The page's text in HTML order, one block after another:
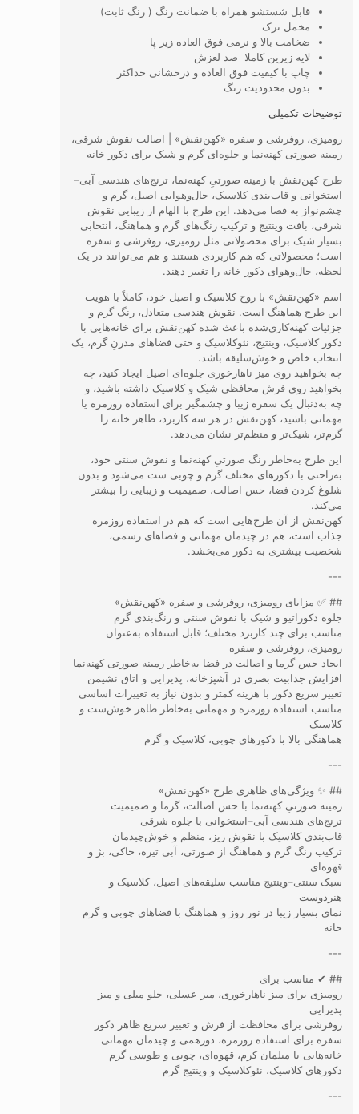
قابل شستشو همراه با ضمانت رنگ ( رنگ ثابت)
مخمل ترک
ضخامت بالا و نرمی فوق العاده زیر پا
لایه زیرین کاملا ضد لعزش
چاپ با کیفیت فوق العاده و درخشانی حداکثر
بدون محدودیت رنگ
توضیحات تکمیلی
رومیزی، روفرشی و سفره «کهن‌نقش» | اصالت نقوش شرقی،
زمینه صورتی کهنه‌نما و جلوه‌ای گرم و شیک برای دکور خانه
طرح کهن‌نقش با زمینه صورتیِ کهنه‌نما، ترنج‌های هندسی آبی–
استخوانی و قاب‌بندی کلاسیک، حال‌وهوایی اصیل، گرم و
چشم‌نواز به فضا می‌دهد. این طرح با الهام از زیبایی نقوش
شرقی، بافت وینتیج و ترکیب رنگ‌های گرم و هماهنگ، انتخابی
بسیار شیک برای محصولاتی مثل رومیزی، روفرشی و سفره
است؛ محصولاتی که هم کاربردی هستند و هم می‌توانند در یک
لحظه، حال‌وهوای دکور خانه را تغییر دهند.
اسم «کهن‌نقش» با روح کلاسیک و اصیل خود، کاملاً با هویت
این طرح هماهنگ است. نقوش هندسی متعادل، رنگ گرم و
جزئیات کهنه‌کاری‌شده باعث شده کهن‌نقش برای خانه‌هایی با
دکور کلاسیک، وینتیج، نئوکلاسیک و حتی فضاهای مدرنِ گرم، یک
انتخاب خاص و خوش‌سلیقه باشد.
چه بخواهید روی میز ناهارخوری جلوه‌ای اصیل ایجاد کنید، چه
بخواهید روی فرش محافظی شیک و کلاسیک داشته باشید، و
چه به‌دنبال یک سفره زیبا و چشمگیر برای استفاده روزمره یا
مهمانی باشید، کهن‌نقش در هر سه کاربرد، ظاهر خانه را
گرم‌تر، شیک‌تر و منظم‌تر نشان می‌دهد.
این طرح به‌خاطر رنگ صورتیِ کهنه‌نما و نقوش سنتی خود،
به‌راحتی با دکورهای مختلف گرم و چوبی ست می‌شود و بدون
شلوغ کردن فضا، حس اصالت، صمیمیت و زیبایی را بیشتر
می‌کند.
کهن‌نقش از آن طرح‌هایی است که هم در استفاده روزمره
جذاب است، هم در چیدمان مهمانی و فضاهای رسمی،
شخصیت بیشتری به دکور می‌بخشد.
---
## ✅ مزایای رومیزی، روفرشی و سفره «کهن‌نقش»
جلوه دکوراتیو و شیک با نقوش سنتی و رنگ‌بندی گرم
مناسب برای چند کاربرد مختلف؛ قابل استفاده به‌عنوان
رومیزی، روفرشی و سفره
ایجاد حس گرما و اصالت در فضا به‌خاطر زمینه صورتی کهنه‌نما
افزایش جذابیت بصری در آشپزخانه، پذیرایی و اتاق نشیمن
تغییر سریع دکور با هزینه کمتر و بدون نیاز به تغییرات اساسی
مناسب استفاده روزمره و مهمانی به‌خاطر ظاهر خوش‌ست و
کلاسیک
هماهنگی بالا با دکورهای چوبی، کلاسیک و گرم
---
## ✨ ویژگی‌های ظاهری طرح «کهن‌نقش»
زمینه صورتیِ کهنه‌نما با حس اصالت، گرما و صمیمیت
ترنج‌های هندسی آبی–استخوانی با جلوه شرقی
قاب‌بندی کلاسیک با نقوش ریز، منظم و خوش‌چیدمان
ترکیب رنگ گرم و هماهنگ از صورتی، آبی تیره، خاکی، بژ و
قهوه‌ای
سبک سنتی–وینتیج مناسب سلیقه‌های اصیل، کلاسیک و
هنردوست
نمای بسیار زیبا در نور روز و هماهنگ با فضاهای چوبی و گرم
خانه
---
## ✔ مناسب برای
رومیزی برای میز ناهارخوری، میز عسلی، جلو مبلی و میز
پذیرایی
روفرشی برای محافظت از فرش و تغییر سریع ظاهر دکور
سفره برای استفاده روزمره، دورهمی و چیدمان مهمانی
خانه‌هایی با مبلمان کرم، قهوه‌ای، چوبی و طوسی گرم
دکورهای کلاسیک، نئوکلاسیک و وینتیج گرم
---